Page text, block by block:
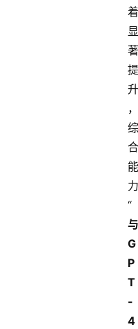
着
显
著
提
升
，
综
合
能
力
“
与
G
P
T
-
4